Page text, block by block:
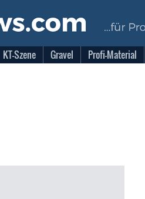
KT-Szene Gravel Profi-Material